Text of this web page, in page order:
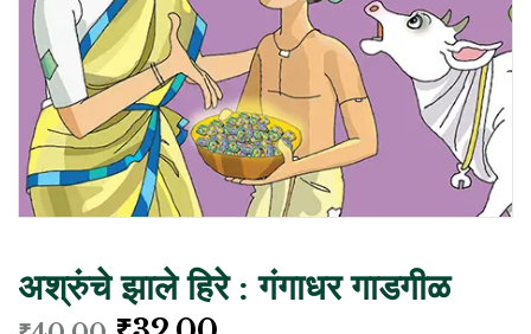
अश्रुंचे झाले हिरे : गंगाधर गाडगीळ